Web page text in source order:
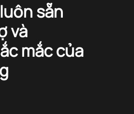
sẵn
và
mắc của